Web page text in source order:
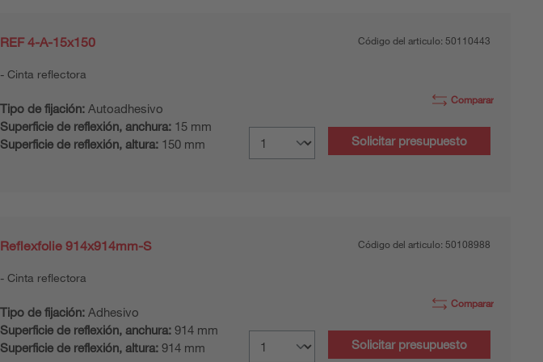
REF 4-A-15x150
Cinta reflectora
Tipo de fijación: Autoadhesivo
Superficie de reflexión, anchura: 15 mm
Superficie de reflexión, altura: 150 mm
Código del articulo: 50110443
Comparar
Solicitar presupuesto
Reflexfolie 914x914mm-S
Cinta reflectora
Tipo de fijación: Adhesivo
Superficie de reflexión, anchura: 914 mm
Superficie de reflexión, altura: 914 mm
Código del articulo: 50108988
Comparar
Solicitar presupuesto